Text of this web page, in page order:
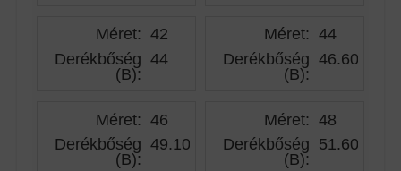
Méret: 42
Derékbőség
(B):
44
Méret: 44
Derékbőség
(B):
46.60
Méret: 46
Derékbőség
(B):
49.10
Méret: 48
Derékbőség
(B):
51.60